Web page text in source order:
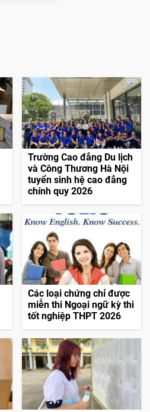
Trường Cao đẳng Du lịch
và Công Thương Hà Nội
tuyển sinh hệ cao đẳng
chính quy 2026
Các loại chứng chỉ được
miễn thi Ngoại ngữ kỳ thi
tốt nghiệp THPT 2026